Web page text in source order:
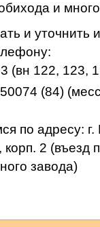
и
и
(вн 122, 123,
(84)
по адресу: г.
2 (въезд
завода)